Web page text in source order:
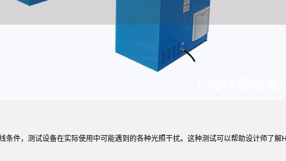
件，测试设备在实际使用中可能遇到的各种光照干扰。这种测试可以帮助设计师了